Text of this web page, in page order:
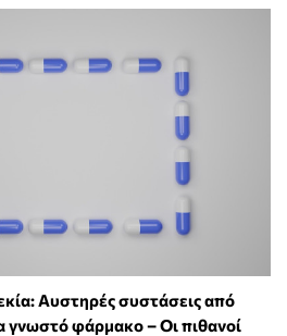
Αυστηρές συστάσεις από
γνωστό φάρμακο – Οι πιθανοί